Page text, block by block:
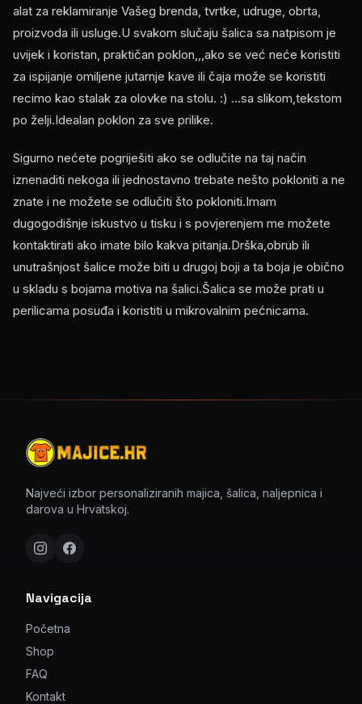
alat za reklamiranje Vašeg brenda, tvrtke, udruge, obrta,
proizvoda ili usluge.U svakom slučaju šalica sa natpisom je
uvijek i koristan, praktičan poklon,,,ako se već neće koristiti
za ispijanje omiljene jutarnje kave ili čaja može se koristiti
recimo kao stalak za olovke na stolu. :) ...sa slikom,tekstom
po želji.Idealan poklon za sve prilike.
Sigurno nećete pogriješiti ako se odlučite na taj način
iznenaditi nekoga ili jednostavno trebate nešto pokloniti a ne
znate i ne možete se odlučiti što pokloniti.Imam
dugogodišnje iskustvo u tisku i s povjerenjem me možete
kontaktirati ako imate bilo kakva pitanja.Drška,obrub ili
unutrašnjost šalice može biti u drugoj boji a ta boja je obično
u skladu s bojama motiva na šalici.Šalica se može prati u
perilicama posuđa i koristiti u mikrovalnim pećnicama.
Najveći izbor personaliziranih majica, šalica, naljepnica i
darova u Hrvatskoj.
Navigacija
Početna
Shop
FAQ
Kontakt